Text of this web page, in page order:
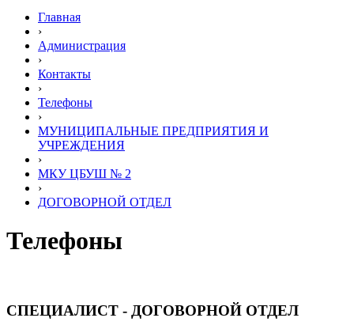
Главная
›
Администрация
›
Контакты
›
Телефоны
›
МУНИЦИПАЛЬНЫЕ ПРЕДПРИЯТИЯ И
УЧРЕЖДЕНИЯ
›
МКУ ЦБУШ № 2
›
ДОГОВОРНОЙ ОТДЕЛ
Телефоны
СПЕЦИАЛИСТ - ДОГОВОРНОЙ ОТДЕЛ